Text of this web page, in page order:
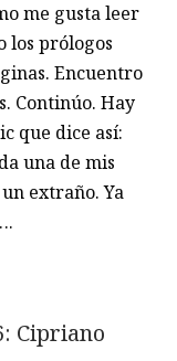
me gusta leer
los prólogos
Encuentro
Continúo. Hay
que dice así:
una de mis
extraño. Ya
Cipriano